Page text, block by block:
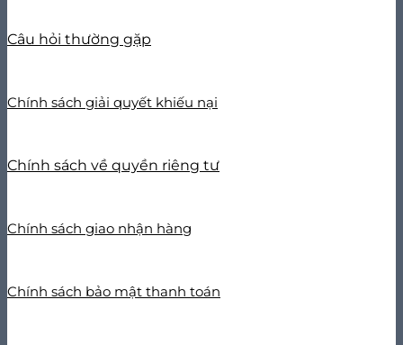
Câu hỏi thường gặp
Chính sách giải quyết khiếu nại
Chính sách về quyền riêng tư
Chính sách giao nhận hàng
Chính sách bảo mật thanh toán